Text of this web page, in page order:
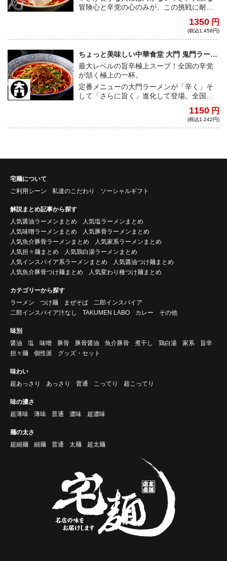
冒険心と辛党の心のみが、この挑戦に耐え
味わえる、至高の辛味噌ラーメンは思い切
1350 円
(税込1,458円)
ちょっと美味しい中華食堂 大門 鬼門ラーメ
ン
最大レベルの旨辛極上スープ！全国の辛党
が頷く極上の一杯。
定番メニューの大門ラーメンが「辛く」そ
して「さらに旨く」進化して登場。全国の
さと、重厚な旨味を、自慢の自家製麺がし
1150 円
(税込1,242円)
宅麺について
ご利用シーン
私達のこだわり ソーシャルギフト
解説まとめ記事から探す
人気醤油ラーメンまとめ
人気塩ラーメンまとめ
人気味噌ラーメンまとめ
人気豚骨ラーメンまとめ
人気魚介豚骨ラーメンまとめ
人気家系ラーメンまとめ
人気担々麺まとめ
人気鶏白湯ラーメンまとめ
人気インスパイア系ラーメンまとめ
人気醤油つけ麺まとめ
人気魚介豚骨つけ麺まとめ
人気変わり種つけ麺まとめ
カテゴリーから探す
ラーメン
つけ麺 まぜそば
二郎インスパイア
二郎インスパイア汁なし
TAKUMEN LABO カレー その他
味別
醤油
塩 味噌 豚骨 豚骨醤油 魚介豚骨 煮干し 鶏白湯 家系
旨辛
担々麺
個性派 グッズ・セット
味わい
超あっさり
あっさり 普通 こってり 超こってり
味の濃さ
超薄味
薄味 普通 濃味 超濃味
麺の太さ
超細麺
細麺 普通 太麺 超太麺